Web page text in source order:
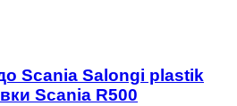
Scania Salongi plastik
Scania R500